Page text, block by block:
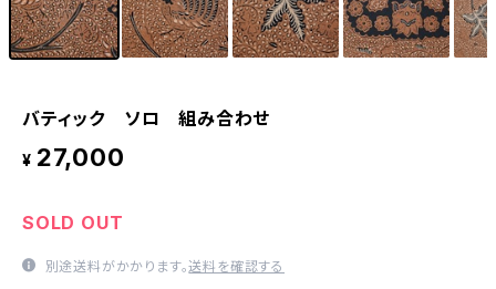
バティック ソロ 組み合わせ
¥ 27,000
SOLD OUT
別途送料がかかります。送料を確認する